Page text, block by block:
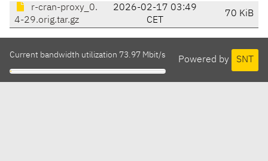
r-cran-proxy_0.
4-29.orig.tar.gz
2026-02-17 03:49
CET
70 KiB
Powered by SNT
Current bandwidth utilization 73.97 Mbit/s